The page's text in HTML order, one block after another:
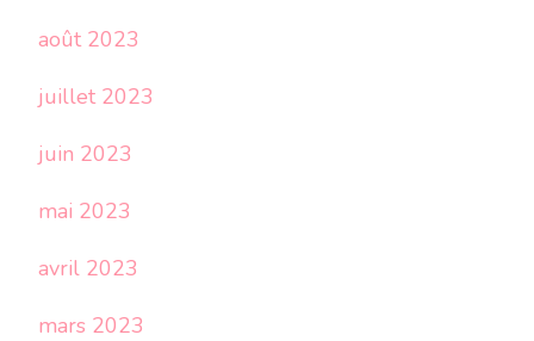
août 2023
juillet 2023
juin 2023
mai 2023
avril 2023
mars 2023